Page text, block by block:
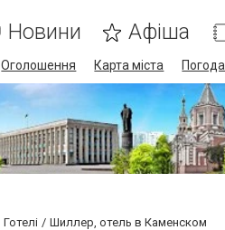
Новини Афіша
Оголошення Карта міста Погода
Готелі Шиллер, отель в Каменском